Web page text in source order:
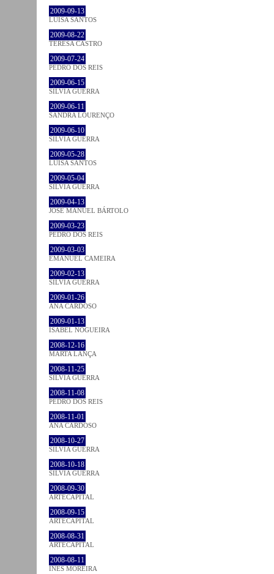
2009-09-13
LUÍSA SANTOS
2009-08-22
TERESA CASTRO
2009-07-24
PEDRO DOS REIS
2009-06-15
SÍLVIA GUERRA
2009-06-11
SANDRA LOURENÇO
2009-06-10
SÍLVIA GUERRA
2009-05-28
LUÍSA SANTOS
2009-05-04
SÍLVIA GUERRA
2009-04-13
JOSÉ MANUEL BÁRTOLO
2009-03-23
PEDRO DOS REIS
2009-03-03
EMANUEL CAMEIRA
2009-02-13
SÍLVIA GUERRA
2009-01-26
ANA CARDOSO
2009-01-13
ISABEL NOGUEIRA
2008-12-16
MARTA LANÇA
2008-11-25
SÍLVIA GUERRA
2008-11-08
PEDRO DOS REIS
2008-11-01
ANA CARDOSO
2008-10-27
SÍLVIA GUERRA
2008-10-18
SÍLVIA GUERRA
2008-09-30
ARTECAPITAL
2008-09-15
ARTECAPITAL
2008-08-31
ARTECAPITAL
2008-08-11
INÊS MOREIRA